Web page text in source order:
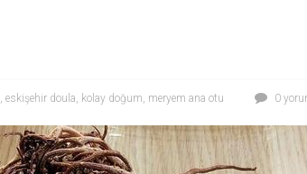
, eskişehir doula, kolay doğum, meryem ana otu 0